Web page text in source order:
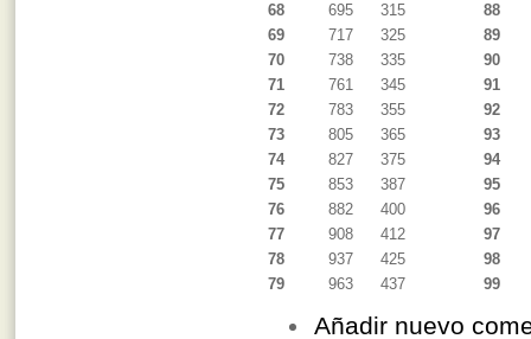
68
695 315
88
69
717 325
89
70
738 335
90
71
761 345
91
72
783 355
92
73
805 365
93
74
827 375
94
75
853 387
95
76
882 400
96
77
908 412
97
78
937 425
98
79
963 437 99
Añadir nuevo